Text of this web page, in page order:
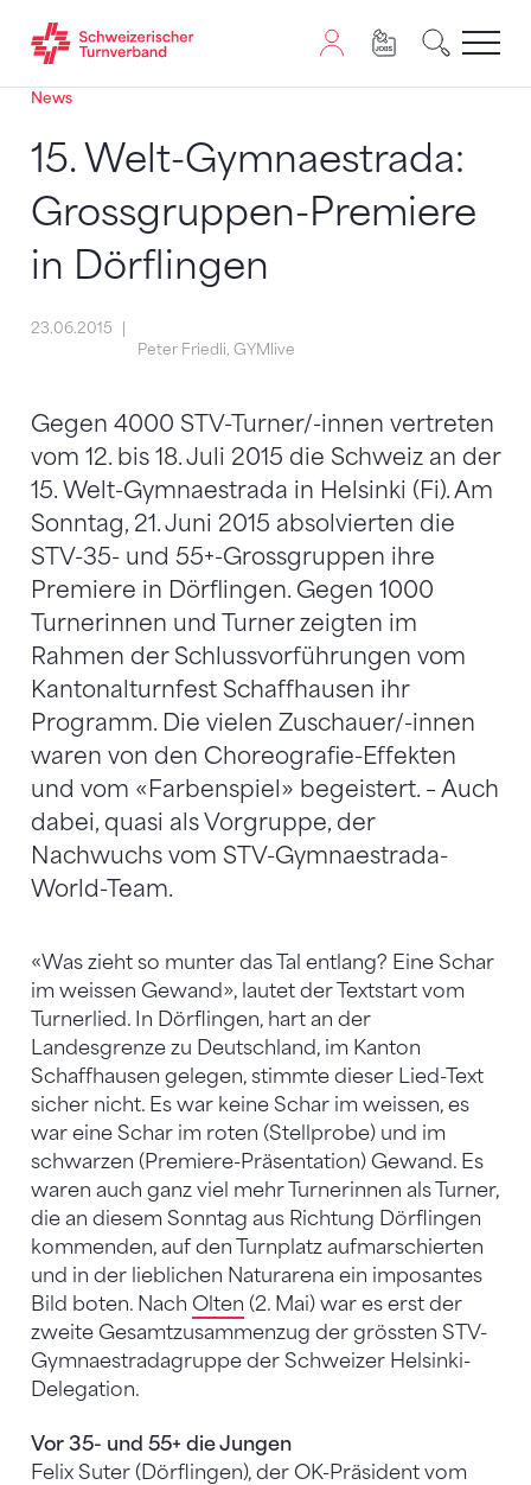
Zum Inhalt springen
Zur Sitemap navigieren
Zum Navigieren dieser Seite wird JavaScript benötigt.
News
15. Welt-Gymnaestrada:
Grossgruppen-Premiere
in Dörflingen
23.06.2015
Peter Friedli, GYMlive
Gegen 4000 STV-Turner/-innen vertreten
vom 12. bis 18. Juli 2015 die Schweiz an der
15. Welt-Gymnaestrada in Helsinki (Fi). Am
Sonntag, 21. Juni 2015 absolvierten die
STV-35- und 55+-Grossgruppen ihre
Premiere in Dörflingen. Gegen 1000
Turnerinnen und Turner zeigten im
Rahmen der Schlussvorführungen vom
Kantonalturnfest Schaffhausen ihr
Programm. Die vielen Zuschauer/-innen
waren von den Choreografie-Effekten
und vom «Farbenspiel» begeistert. – Auch
dabei, quasi als Vorgruppe, der
Nachwuchs vom STV-Gymnaestrada-
World-Team.
«Was zieht so munter das Tal entlang? Eine Schar
im weissen Gewand», lautet der Textstart vom
Turnerlied. In Dörflingen, hart an der
Landesgrenze zu Deutschland, im Kanton
Schaffhausen gelegen, stimmte dieser Lied-Text
sicher nicht. Es war keine Schar im weissen, es
war eine Schar im roten (Stellprobe) und im
schwarzen (Premiere-Präsentation) Gewand. Es
waren auch ganz viel mehr Turnerinnen als Turner,
die an diesem Sonntag aus Richtung Dörflingen
kommenden, auf den Turnplatz aufmarschierten
und in der lieblichen Naturarena ein imposantes
Bild boten. Nach Olten (2. Mai) war es erst der
zweite Gesamtzusammenzug der grössten STV-
Gymnaestradagruppe der Schweizer Helsinki-
Delegation.
Vor 35- und 55+ die Jungen
Felix Suter (Dörflingen), der OK-Präsident vom